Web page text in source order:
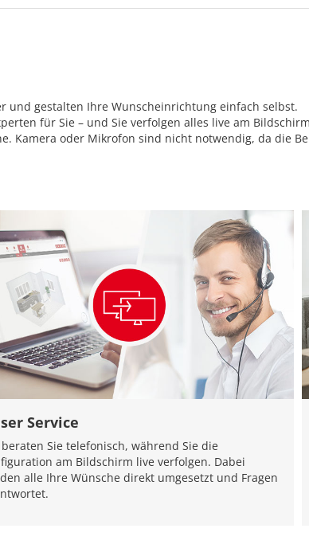
und gestalten Ihre Wunscheinrichtung einfach selbst.
für Sie – und Sie verfolgen alles live am
Kamera oder Mikrofon sind nicht notwendig, da die
Service
Sie telefonisch, während Sie die
am Bildschirm live verfolgen. Dabei
alle Ihre Wünsche direkt umgesetzt und Fragen